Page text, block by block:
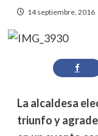
14 septiembre, 2016
La alcaldesa
triunfo y